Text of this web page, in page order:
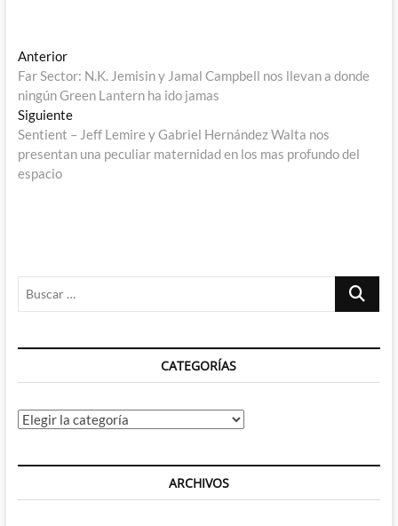
Navegación
de
entradas
AnteriorEntrada
anterior:
Far Sector: N.K. Jemisin y Jamal Campbell nos llevan a donde
ningún Green Lantern ha ido jamas
SiguienteEntrada
siguiente:
Sentient – Jeff Lemire y Gabriel Hernández Walta nos
presentan una peculiar maternidad en los mas profundo del
espacio
Buscar
CATEGORÍAS
Categorías
ARCHIVOS